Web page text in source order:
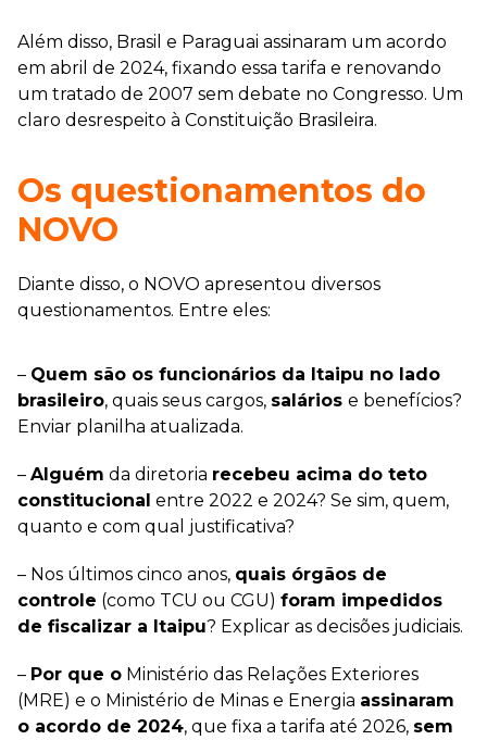
Além disso, Brasil e Paraguai assinaram um acordo
em abril de 2024, fixando essa tarifa e renovando
um tratado de 2007 sem debate no Congresso. Um
claro desrespeito à Constituição Brasileira.
Os questionamentos do
NOVO
Diante disso, o NOVO apresentou diversos
questionamentos. Entre eles:
– Quem são os funcionários da Itaipu no lado
brasileiro, quais seus cargos, salários e benefícios?
Enviar planilha atualizada.
– Alguém da diretoria recebeu acima do teto
constitucional entre 2022 e 2024? Se sim, quem,
quanto e com qual justificativa?
– Nos últimos cinco anos, quais órgãos de
controle (como TCU ou CGU) foram impedidos
de fiscalizar a Itaipu? Explicar as decisões judiciais.
– Por que o Ministério das Relações Exteriores
(MRE) e o Ministério de Minas e Energia assinaram
o acordo de 2024, que fixa a tarifa até 2026, sem